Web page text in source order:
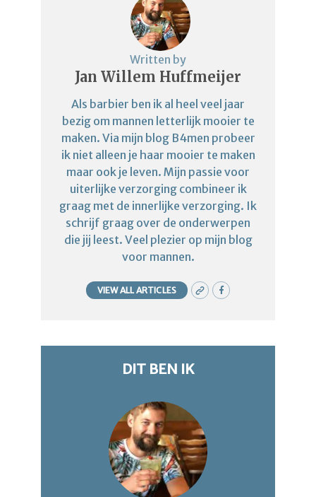
Written by
Jan Willem Huffmeijer
Als barbier ben ik al heel veel jaar
bezig om mannen letterlijk mooier te
maken. Via mijn blog B4men probeer
ik niet alleen je haar mooier te maken
maar ook je leven. Mijn passie voor
uiterlijke verzorging combineer ik
graag met de innerlijke verzorging. Ik
schrijf graag over de onderwerpen
die jij leest. Veel plezier op mijn blog
voor mannen.
VIEW ALL ARTICLES
DIT BEN IK